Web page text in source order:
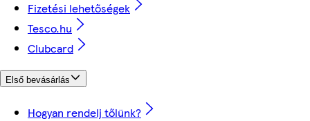
Fizetési lehetőségek
Tesco.hu
Clubcard
Első bevásárlás
Hogyan rendelj tőlünk?